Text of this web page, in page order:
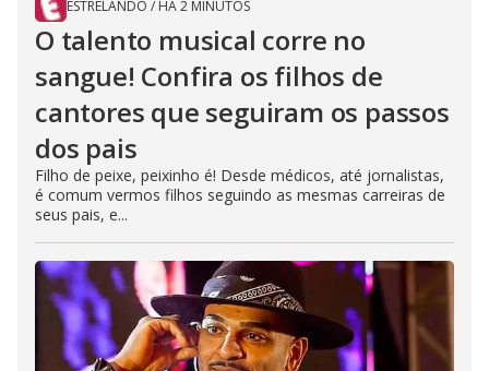
ESTRELANDO / HÁ 2 MINUTOS
O talento musical corre no
sangue! Confira os filhos de
cantores que seguiram os passos
dos pais
Filho de peixe, peixinho é! Desde médicos, até jornalistas,
é comum vermos filhos seguindo as mesmas carreiras de
seus pais, e...